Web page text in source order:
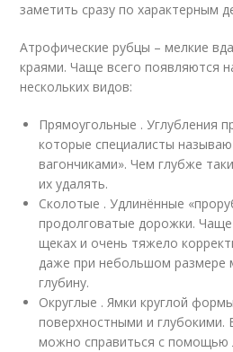
заметить сразу по характерным
Атрофические рубцы – мелкие
краями. Чаще всего появляются
нескольких видов:
Прямоугольные . Углубления
которые специалисты
вагончиками». Чем глубже
их удалять.
Сколотые . Удлинённые
продолговатые дорожки.
щеках и очень тяжело
даже при небольшом размере
глубину.
Округлые . Ямки круглой
поверхностными и глубокими.
можно справиться с помощью